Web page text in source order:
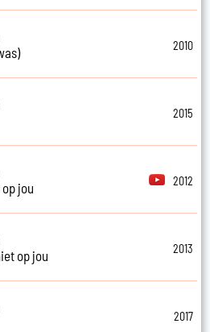
2010
2015
jou
2012
op jou
2013
2017